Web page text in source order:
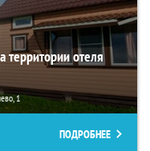
отеля
1
ПОДРОБНЕЕ